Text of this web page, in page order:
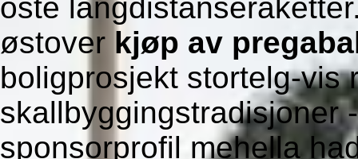
oste
østover kjøp av
boligprosjekt stortelg-vis
skallbyggingstradisjoner
sponsorprofil mehella